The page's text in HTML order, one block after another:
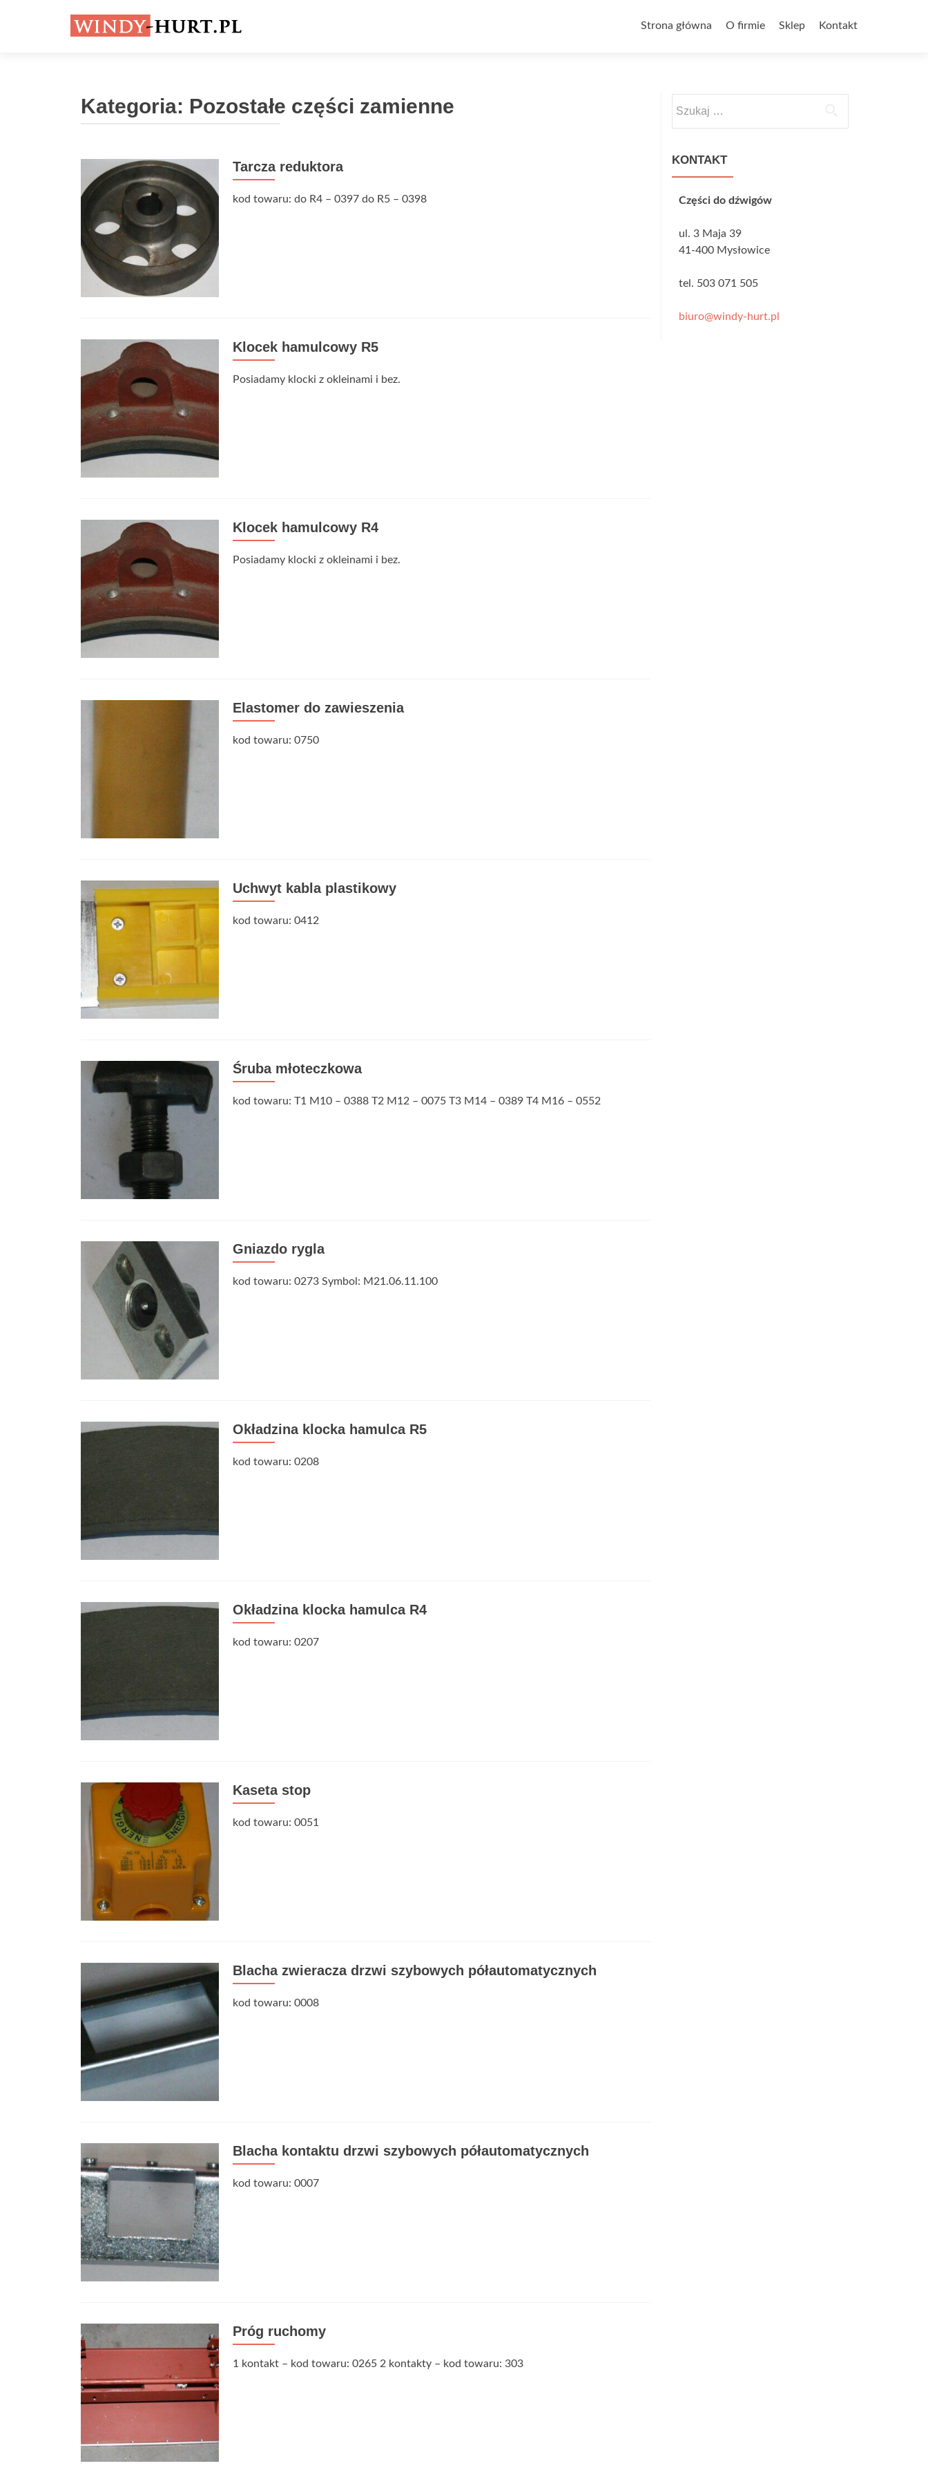
Strona główna
O firmie Sklep Kontakt
Kategoria: Pozostałe części zamienne
Tarcza reduktora
kod towaru: do R4 – 0397 do R5 – 0398
Klocek hamulcowy R5
Posiadamy klocki z okleinami i bez.
Klocek hamulcowy R4
Posiadamy klocki z okleinami i bez.
Elastomer do zawieszenia
kod towaru: 0750
Uchwyt kabla plastikowy
kod towaru: 0412
Śruba młoteczkowa
kod towaru: T1 M10 – 0388 T2 M12 – 0075 T3 M14 – 0389 T4 M16 – 0552
Gniazdo rygla
kod towaru: 0273 Symbol: M21.06.11.100
Okładzina klocka hamulca R5
kod towaru: 0208
Okładzina klocka hamulca R4
kod towaru: 0207
Kaseta stop
kod towaru: 0051
Blacha zwieracza drzwi szybowych półautomatycznych
kod towaru: 0008
Blacha kontaktu drzwi szybowych półautomatycznych
kod towaru: 0007
Próg ruchomy
1 kontakt – kod towaru: 0265 2 kontakty – kod towaru: 303
KONTAKT
Części do dźwigów
ul. 3 Maja 39
41-400 Mysłowice
tel. 503 071 505
biuro@windy-hurt.pl